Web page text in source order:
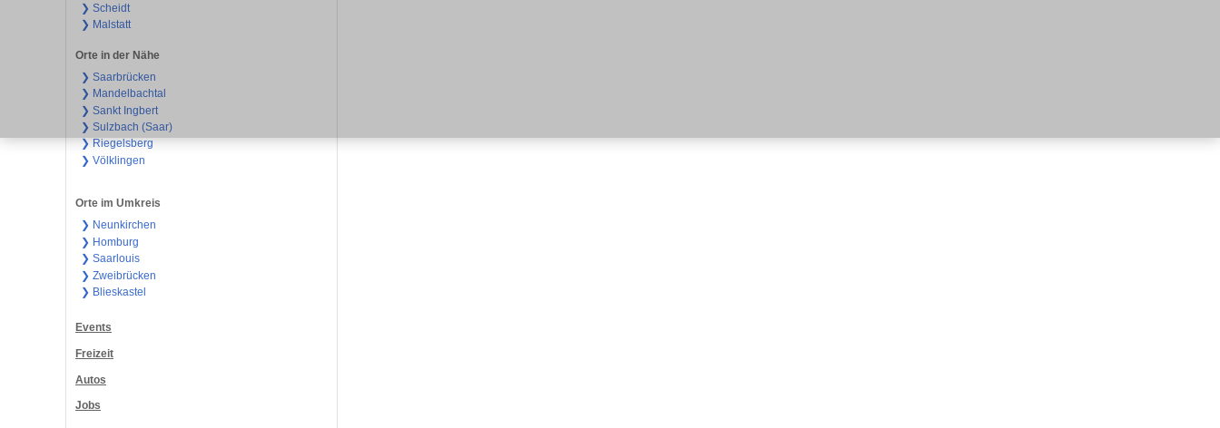
❯ Scheidt
❯ Malstatt
Orte in der Nähe
❯ Saarbrücken
❯ Mandelbachtal
❯ Sankt Ingbert
❯ Sulzbach (Saar)
❯ Riegelsberg
❯ Völklingen
Orte im Umkreis
❯ Neunkirchen
❯ Homburg
❯ Saarlouis
❯ Zweibrücken
❯ Blieskastel
Events
Freizeit
Autos
Jobs